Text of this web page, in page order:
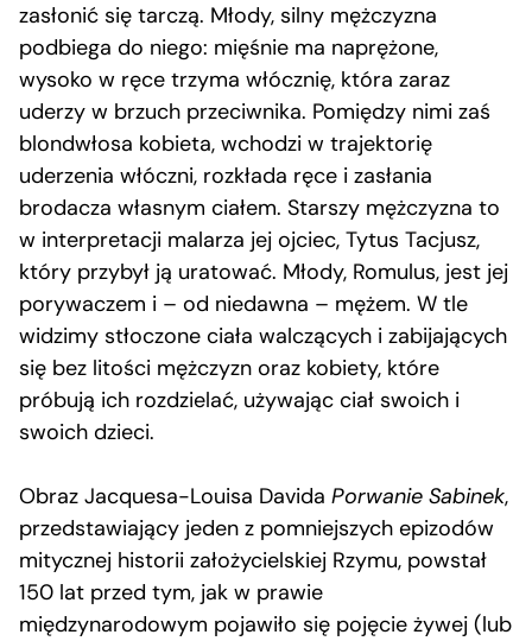
zasłonić się tarczą. Młody, silny mężczyzna
podbiega do niego: mięśnie ma naprężone,
wysoko w ręce trzyma włócznię, która zaraz
uderzy w brzuch przeciwnika. Pomiędzy nimi zaś
blondwłosa kobieta, wchodzi w trajektorię
uderzenia włóczni, rozkłada ręce i zasłania
brodacza własnym ciałem. Starszy mężczyzna to
w interpretacji malarza jej ojciec, Tytus Tacjusz,
który przybył ją uratować. Młody, Romulus, jest jej
porywaczem i – od niedawna – mężem. W tle
widzimy stłoczone ciała walczących i zabijających
się bez litości mężczyzn oraz kobiety, które
próbują ich rozdzielać, używając ciał swoich i
swoich dzieci.
Obraz Jacquesa-Louisa Davida Porwanie Sabinek,
przedstawiający jeden z pomniejszych epizodów
mitycznej historii założycielskiej Rzymu, powstał
150 lat przed tym, jak w prawie
międzynarodowym pojawiło się pojęcie żywej (lub